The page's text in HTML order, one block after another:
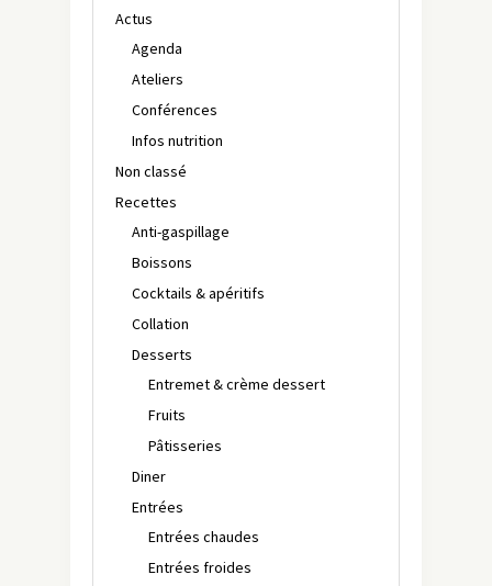
Actus
Agenda
Ateliers
Conférences
Infos nutrition
Non classé
Recettes
Anti-gaspillage
Boissons
Cocktails & apéritifs
Collation
Desserts
Entremet & crème dessert
Fruits
Pâtisseries
Diner
Entrées
Entrées chaudes
Entrées froides